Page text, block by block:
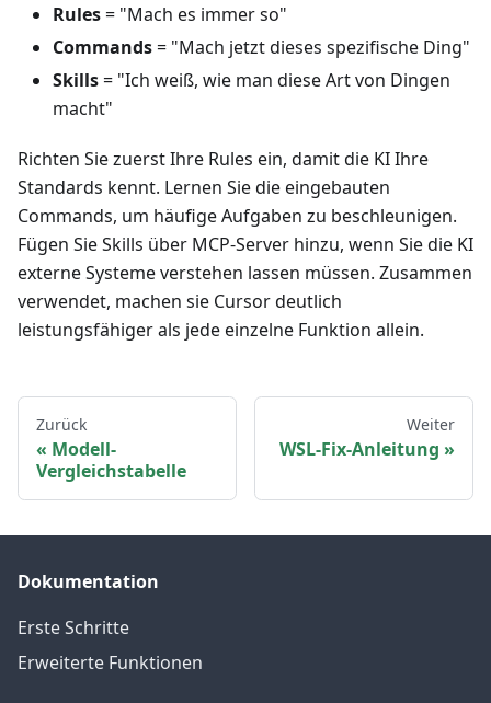
Rules= "Mach es immer so"
Commands= "Mach jetzt dieses spezifische Ding"
Skills= "Ich weiß, wie man diese Art von Dingen
macht"
Richten Sie zuerst Ihre Rules ein, damit die KI Ihre
Standards kennt. Lernen Sie die eingebauten
Commands, um häufige Aufgaben zu beschleunigen.
Fügen Sie Skills über MCP-Server hinzu, wenn Sie die KI
externe Systeme verstehen lassen müssen. Zusammen
verwendet, machen sie Cursor deutlich
leistungsfähiger als jede einzelne Funktion allein.
Zurück
Modell-
Vergleichstabelle
Weiter
WSL-Fix-Anleitung
Dokumentation
Erste Schritte
Erweiterte Funktionen